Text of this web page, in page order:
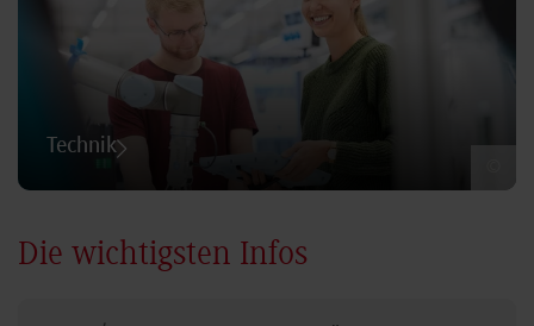
Technik
Die wichtigsten Infos